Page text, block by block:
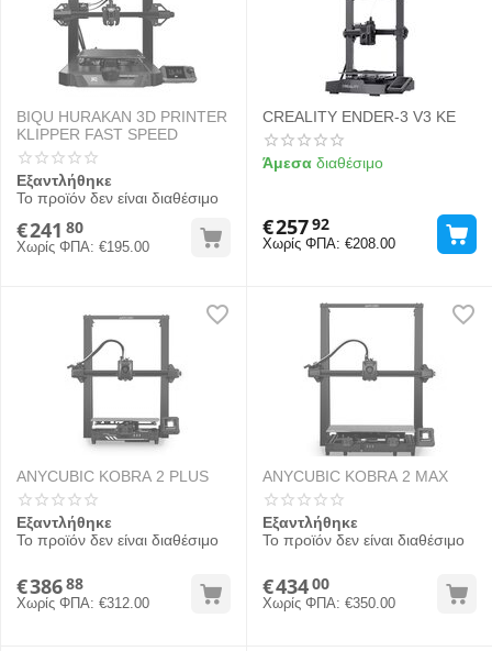
BIQU HURAKAN 3D PRINTER
KLIPPER FAST SPEED
Εξαντλήθηκε
Το προϊόν δεν είναι διαθέσιμο
€241 80
Χωρίς ΦΠΑ: €195.00
CREALITY ENDER-3 V3 KE
Άμεσα διαθέσιμο
€25792
Χωρίς ΦΠΑ: €208.00
ANYCUBIC KOBRA 2 PLUS
Εξαντλήθηκε
Το προϊόν δεν είναι διαθέσιμο
€38688
Χωρίς ΦΠΑ: €312.00
ANYCUBIC KOBRA 2 MAX
Εξαντλήθηκε
Το προϊόν δεν είναι διαθέσιμο
€43400
Χωρίς ΦΠΑ: €350.00